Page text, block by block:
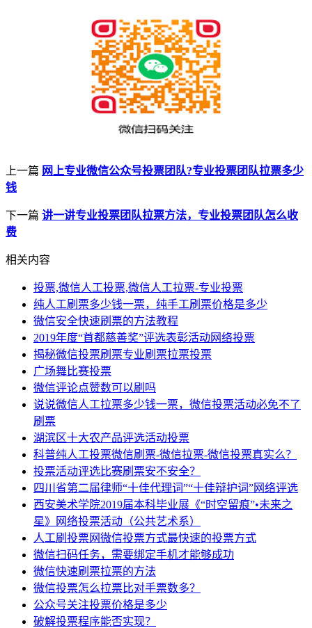
上一篇 网上专业微信公众号投票团队?专业投票团队拉票多少
钱
下一篇 讲一讲专业投票团队拉票方法，专业投票团队怎么收
费
相关内容
投票,微信人工投票,微信人工拉票-专业投票
纯人工刷票多少钱一票，纯手工刷票价格是多少
微信安全快速刷票的方法教程
2019年度“首都慈善奖”评选表彰活动网络投票
揭秘微信投票刷票专业刷票拉票投票
广场舞比赛投票
微信评论点赞数可以刷吗
说说微信人工拉票多少钱一票，微信投票活动必免不了
刷票
湖滨区十大农产品评选活动投票
科普纯人工投票微信刷票-微信拉票-微信投票真实么？
投票活动评选比赛刷票安不安全？
四川省第二届律师“十佳代理词”“十佳辩护词”网络评选
西安美术学院2019届本科毕业展《“时空留痕”•未来之
星》网络投票活动（公共艺术系）
人工刷投票网微信投票方式最快速的投票方式
微信扫码任务，需要绑定手机才能够成功
微信快速刷票拉票的方法
微信投票怎么拉票比对手票数多？
公众号关注投票价格是多少
破解投票程序能否实现？